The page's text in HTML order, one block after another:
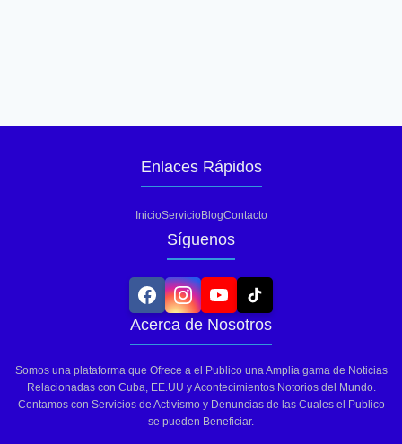
Enlaces Rápidos
InicioServicioBlogContacto
Síguenos
Acerca de Nosotros
Somos una plataforma que Ofrece a el Publico una Amplia gama de Noticias
Relacionadas con Cuba, EE.UU y Acontecimientos Notorios del Mundo.
Contamos con Servicios de Activismo y Denuncias de las Cuales el Publico
se pueden Beneficiar.